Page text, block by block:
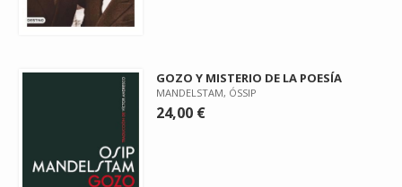
GOZO Y MISTERIO DE LA POESÍA
MANDELSTAM, ÓSSIP
24,00 €